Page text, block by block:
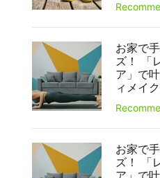
お家で
ズ！ 「
ア」で
ィメイク
お家で
ズ！ 「
ア」で